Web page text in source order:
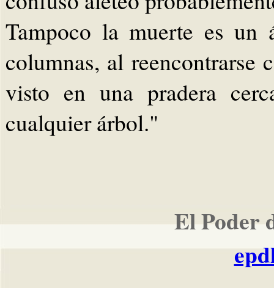
Tampoco la muerte es un
columnas, al reencontrarse
visto en una pradera
cualquier árbol."
El Poder